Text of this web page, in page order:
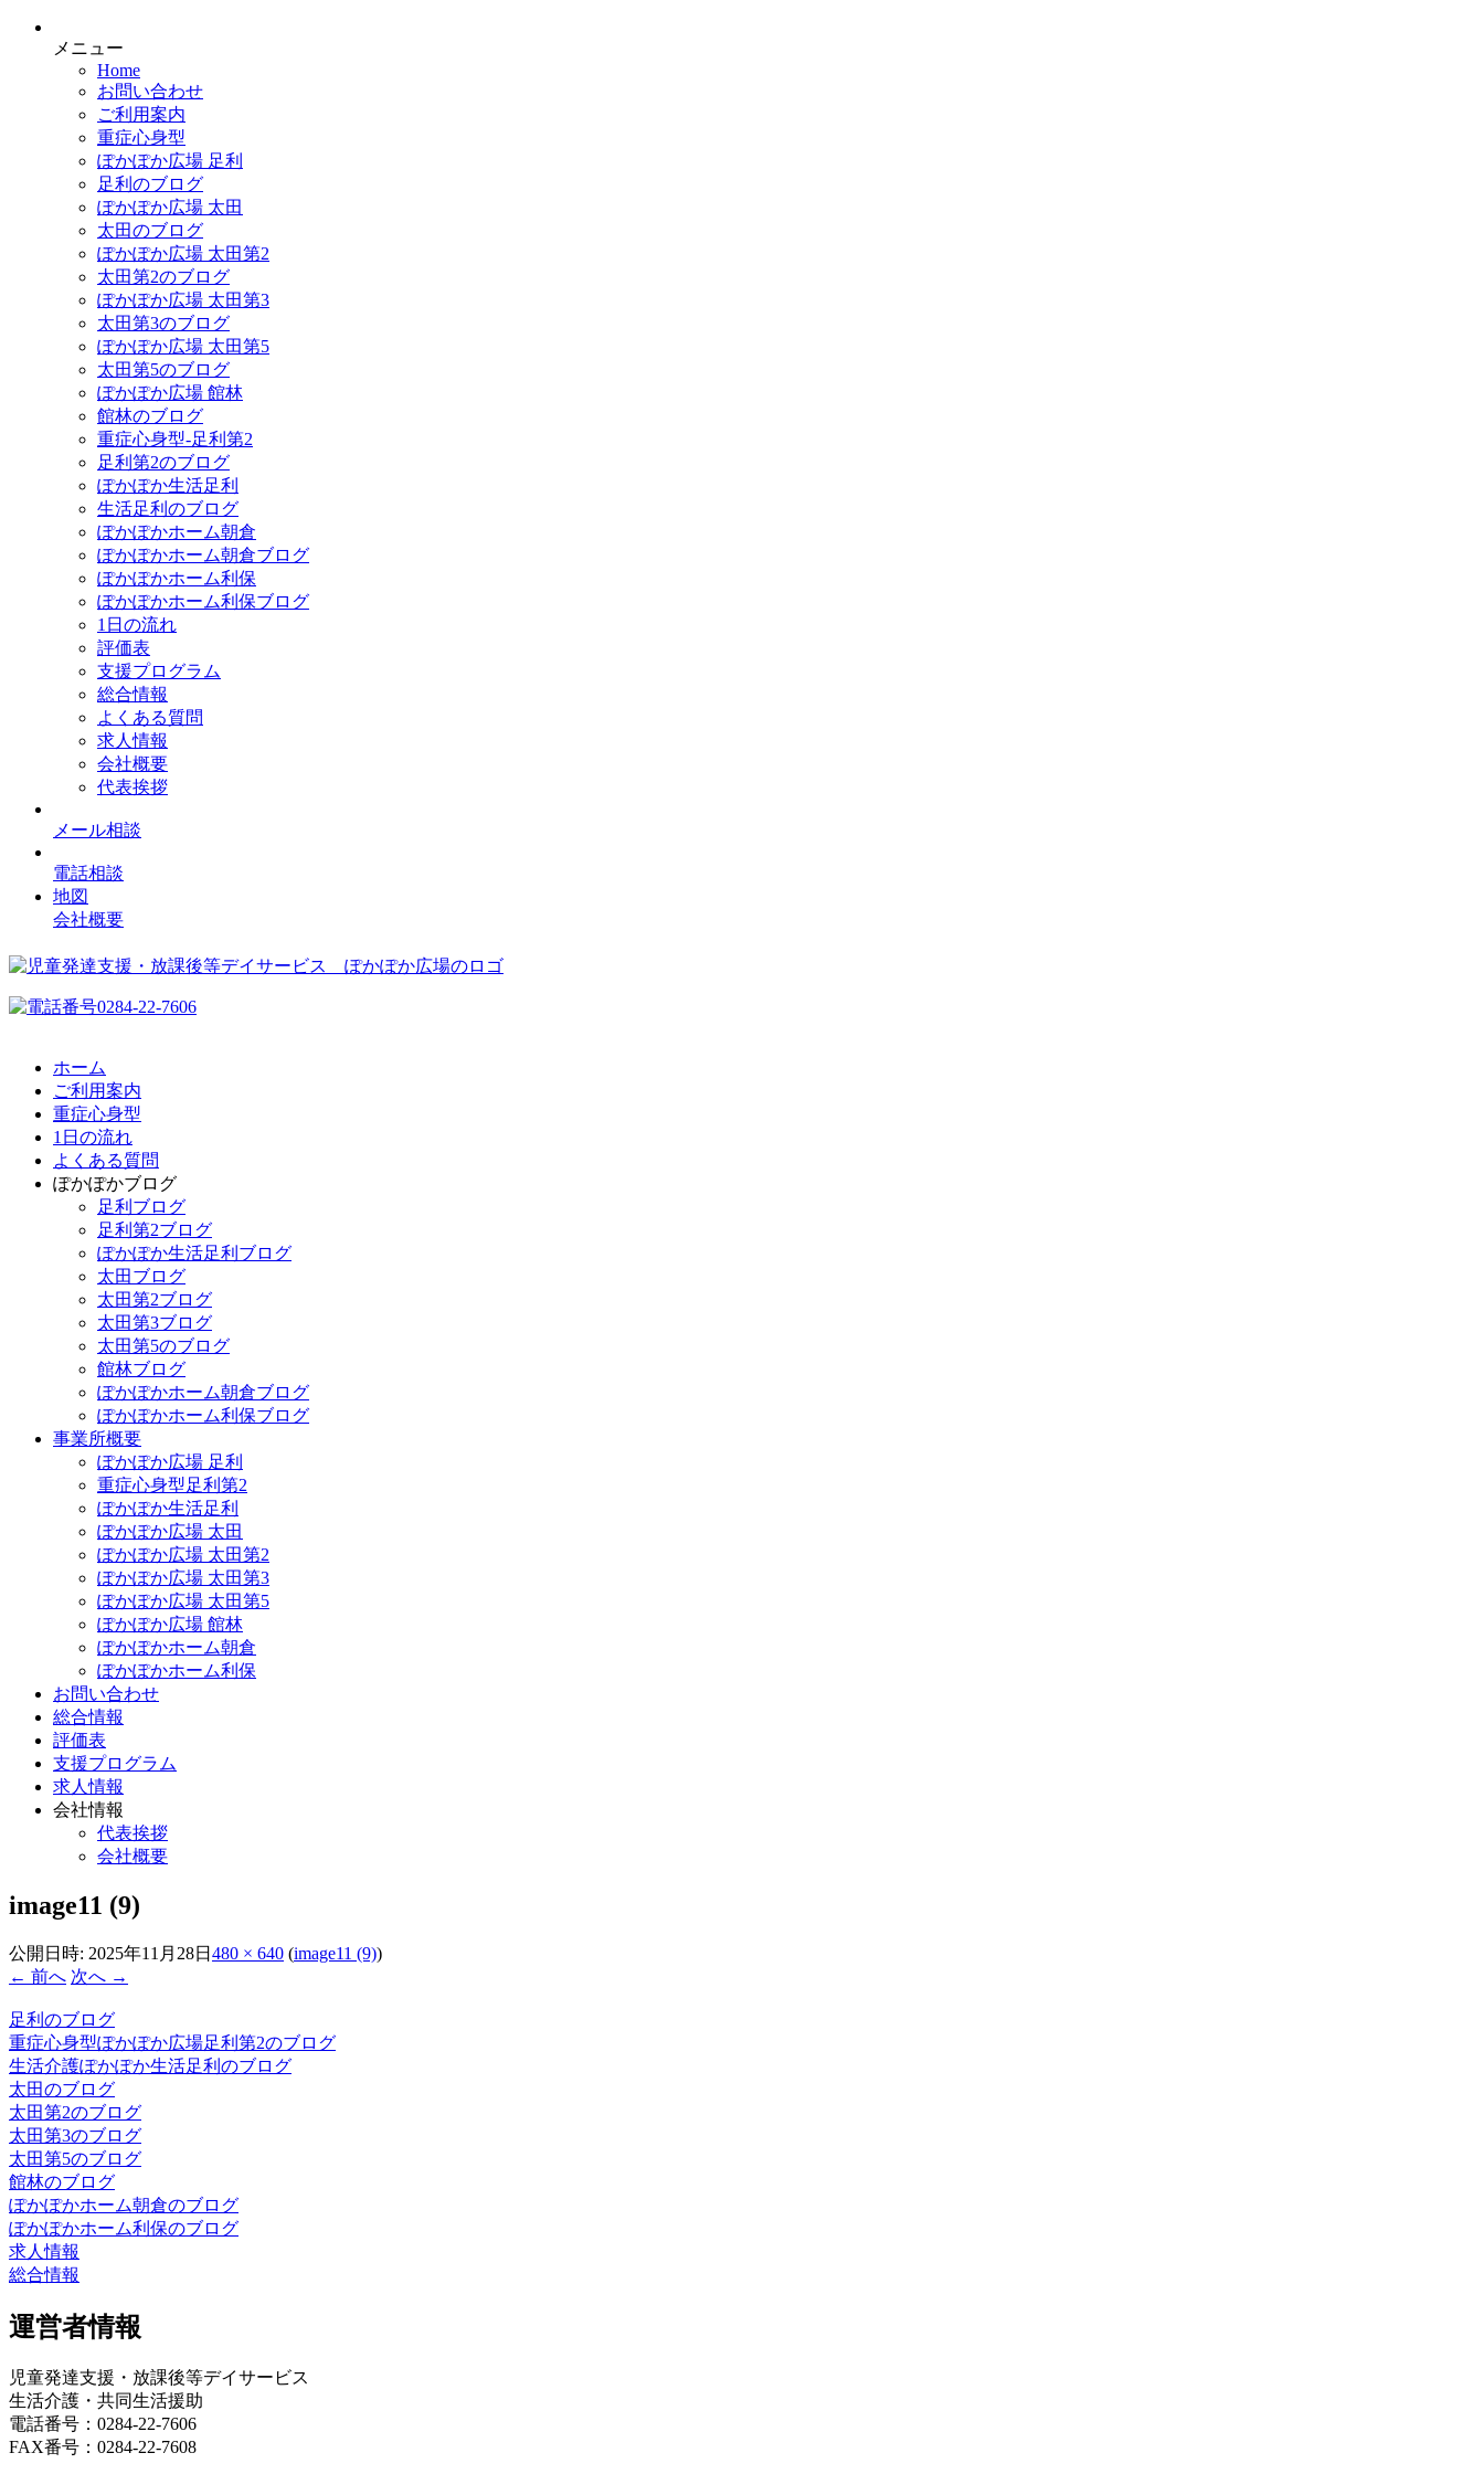
メニュー
Home
お問い合わせ
ご利用案内
重症心身型
ぽかぽか広場 足利
足利のブログ
ぽかぽか広場 太田
太田のブログ
ぽかぽか広場 太田第2
太田第2のブログ
ぽかぽか広場 太田第3
太田第3のブログ
ぽかぽか広場 太田第5
太田第5のブログ
ぽかぽか広場 館林
館林のブログ
重症心身型-足利第2
足利第2のブログ
ぽかぽか生活足利
生活足利のブログ
ぽかぽかホーム朝倉
ぽかぽかホーム朝倉ブログ
ぽかぽかホーム利保
ぽかぽかホーム利保ブログ
1日の流れ
評価表
支援プログラム
総合情報
よくある質問
求人情報
会社概要
代表挨拶
メール相談
電話相談
地図
会社概要
ホーム
ご利用案内
重症心身型
1日の流れ
よくある質問
ぽかぽかブログ
足利ブログ
足利第2ブログ
ぽかぽか生活足利ブログ
太田ブログ
太田第2ブログ
太田第3ブログ
太田第5のブログ
館林ブログ
ぽかぽかホーム朝倉ブログ
ぽかぽかホーム利保ブログ
事業所概要
ぽかぽか広場 足利
重症心身型足利第2
ぽかぽか生活足利
ぽかぽか広場 太田
ぽかぽか広場 太田第2
ぽかぽか広場 太田第3
ぽかぽか広場 太田第5
ぽかぽか広場 館林
ぽかぽかホーム朝倉
ぽかぽかホーム利保
お問い合わせ
総合情報
評価表
支援プログラム
求人情報
会社情報
代表挨拶
会社概要
image11 (9)
公開日時: 2025年11月28日 480 × 640 (image11 (9))
← 前へ 次へ →
足利のブログ
重症心身型ぽかぽか広場足利第2のブログ
生活介護ぽかぽか生活足利のブログ
太田のブログ
太田第2のブログ
太田第3のブログ
太田第5のブログ
館林のブログ
ぽかぽかホーム朝倉のブログ
ぽかぽかホーム利保のブログ
求人情報
総合情報
運営者情報
児童発達支援・放課後等デイサービス
生活介護・共同生活援助
電話番号：0284-22-7606
FAX番号：0284-22-7608